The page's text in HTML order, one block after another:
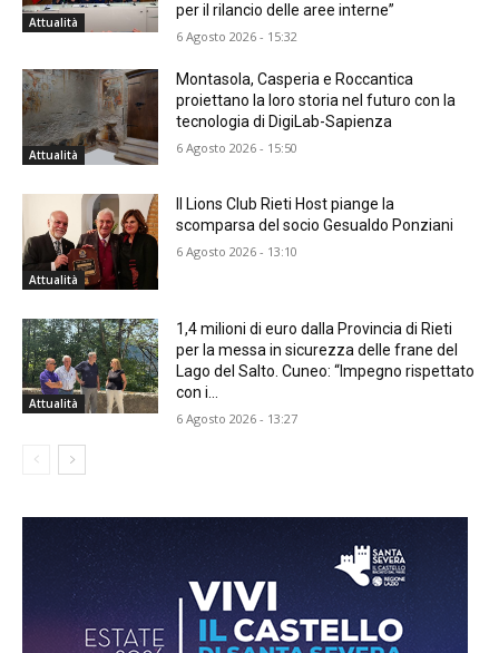
Attualità
per il rilancio delle aree interne”
6 Agosto 2026 - 15:32
Attualità
Montasola, Casperia e Roccantica
proiettano la loro storia nel futuro con la
tecnologia di DigiLab-Sapienza
6 Agosto 2026 - 15:50
Attualità
Il Lions Club Rieti Host piange la
scomparsa del socio Gesualdo Ponziani
6 Agosto 2026 - 13:10
Attualità
1,4 milioni di euro dalla Provincia di Rieti
per la messa in sicurezza delle frane del
Lago del Salto. Cuneo: “Impegno rispettato
con i...
6 Agosto 2026 - 13:27